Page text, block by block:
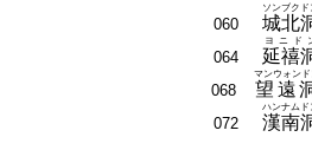
060 城北
ソンブクド
064 延禧
ヨニド
068 望遠
マンウォンド
072 漢南
ハンナムド